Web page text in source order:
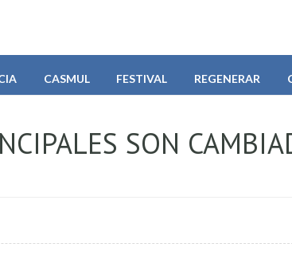
CASMUL FESTIVAL REGENERAR
SON